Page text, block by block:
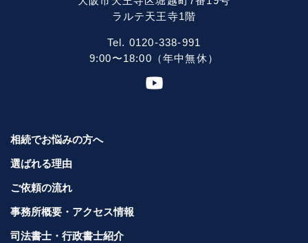
ラルテ天王寺1階
Tel. 0120-338-991
9:00〜18:00（年中無休）
相続でお悩みの方へ
選ばれる理由
ご依頼の流れ
事務所概要・アクセス情報
司法書士・行政書士紹介